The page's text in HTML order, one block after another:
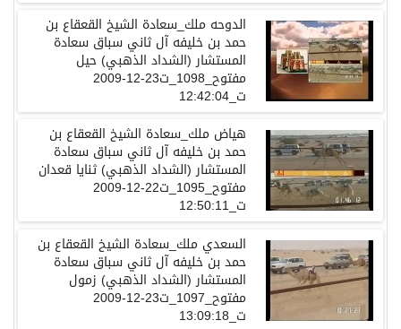
الدوحه ملك_سعادة الشيخ القعقاع بن
حمد بن خليفه آل ثاني سباق سعادة
المستشار (الشداد الذهبي) حيل
مفتوح_1098_ت23-12-2009
ت_12:42:04
هياض ملك_سعادة الشيخ القعقاع بن
حمد بن خليفه آل ثاني سباق سعادة
المستشار (الشداد الذهبي) ثنايا قعدان
مفتوح_1095_ت22-12-2009
ت_12:50:11
السعدي ملك_سعادة الشيخ القعقاع بن
حمد بن خليفه آل ثاني سباق سعادة
المستشار (الشداد الذهبي) زمول
مفتوح_1097_ت23-12-2009
ت_13:09:18